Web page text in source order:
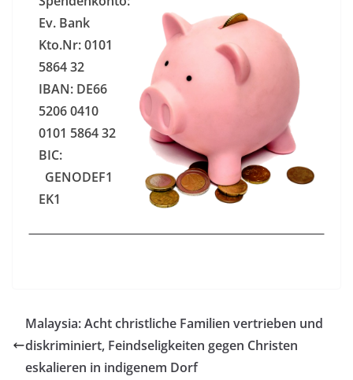
Ev. Bank
Kto.Nr: 0101
5864 32
IBAN: DE66
5206 0410
0101 5864 32
BIC:
GENODEF1
EK1
Malaysia: Acht christliche Familien vertrieben und
diskriminiert, Feindseligkeiten gegen Christen
eskalieren in indigenem Dorf